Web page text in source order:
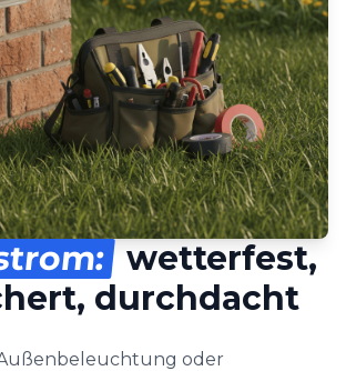
wetterfest,
durchdacht
oder